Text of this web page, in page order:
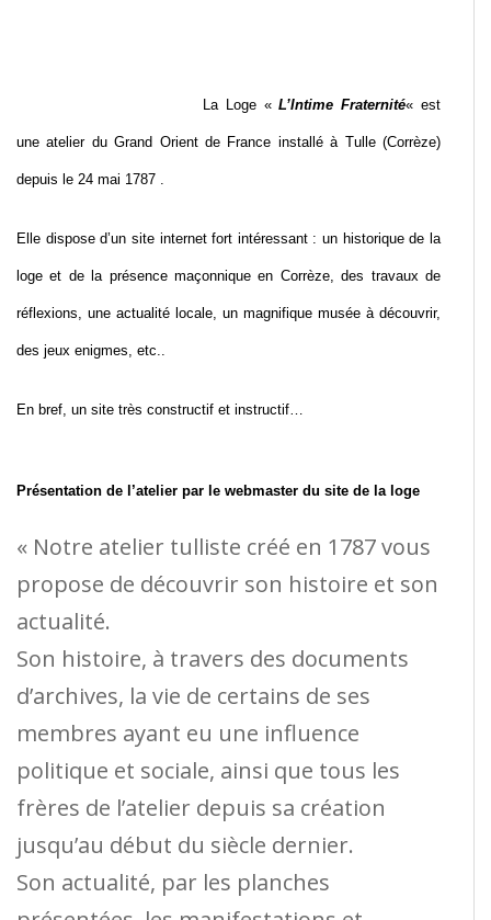
La Loge «L’Intime Fraternité« est
une atelier du Grand Orient de France installé à Tulle (Corrèze)
depuis le 24 mai 1787 .
Elle dispose d’un site internet fort intéressant : un historique de la
loge et de la présence maçonnique en Corrèze, des travaux de
réflexions, une actualité locale, un magnifique musée à découvrir,
des jeux enigmes, etc..
En bref, un site très constructif et instructif…
Présentation de l’atelier par le webmaster du site de la loge
« Notre atelier tulliste créé en 1787 vous
propose de découvrir son histoire et son
actualité.
Son histoire, à travers des documents
d’archives, la vie de certains de ses
membres ayant eu une influence
politique et sociale, ainsi que tous les
frères de l’atelier depuis sa création
jusqu’au début du siècle dernier.
Son actualité, par les planches